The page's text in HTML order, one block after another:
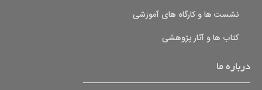
نشست ها و کارگاه های آموزشی
کتاب ها و آثار پژوهشی
درباره ما